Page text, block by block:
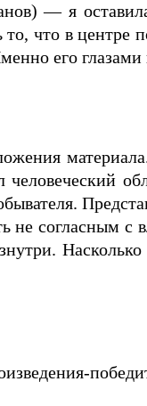
— я
что в центре
его глазами
согласным с